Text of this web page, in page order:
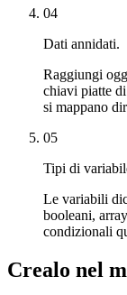
04
Dati annidati.
Raggiungi
chiavi piatte
si mappano
05
Tipi di
Le variabili
booleani,
condizionali
Crealo nel